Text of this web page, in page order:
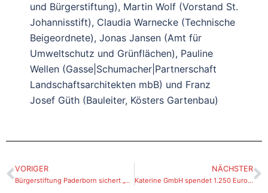
und Bürgerstiftung), Martin Wolf (Vorstand St.
Johannisstift), Claudia Warnecke (Technische
Beigeordnete), Jonas Jansen (Amt für
Umweltschutz und Grünflächen), Pauline
Wellen (Gasse|Schumacher|Partnerschaft
Landschaftsarchitekten mbB) und Franz
Josef Güth (Bauleiter, Kösters Gartenbau)
VORIGER
Bürgerstiftung Paderborn sichert „Tiergestützte Therapie“ an der Sertürnerschule
NÄCHSTER
Katerine GmbH spendet 1.250 Euro für den Fonds„Kinder in Not“ der Bürgerstiftung Paderborn